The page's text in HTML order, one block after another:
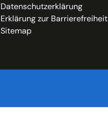
Datenschutzerklärung
Erklärung zur Barrierefreiheit
Sitemap